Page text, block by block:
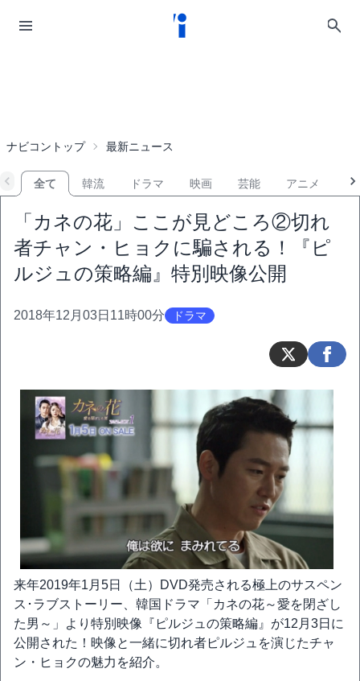
ナビコントップ 最新ニュース
全て 韓流 ドラマ 映画 芸能 アニメ
「カネの花」ここが見どころ②切れ
者チャン・ヒョクに騙される！『ピ
ルジュの策略編』特別映像公開
2018年12月03日11時00分 ドラマ
来年2019年1月5日（土）DVD発売される極上のサスペン
ス･ラブストーリー、韓国ドラマ「カネの花～愛を閉ざし
た男～」より特別映像『ピルジュの策略編』が12月3日に
公開された！映像と一緒に切れ者ピルジュを演じたチャ
ン・ヒョクの魅力を紹介。